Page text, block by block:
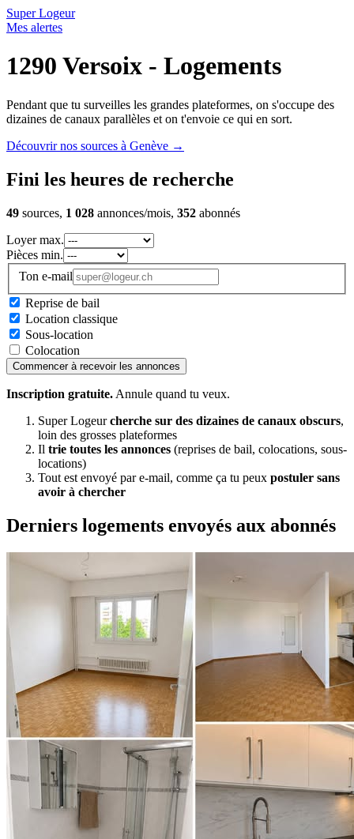
Super Logeur
Mes alertes
1290 Versoix - Logements
Pendant que tu surveilles les grandes plateformes, on s'occupe des
dizaines de canaux parallèles et on t'envoie ce qui en sort.
Découvrir nos sources à Genève →
Fini les heures de recherche
49 sources, 1 028 annonces/mois, 352 abonnés
Loyer max.
Pièces min.
Ton e-mail
Reprise de bail
Location classique
Sous-location
Colocation
Commencer à recevoir les annonces
Inscription gratuite. Annule quand tu veux.
Super Logeurcherche sur des dizaines de canaux obscurs,
loin des grosses plateformes
Il trie toutes les annonces (reprises de bail, colocations, sous-
locations)
Tout est envoyé par e-mail, comme ça tu peux postuler sans
avoir à chercher
Derniers logements envoyés aux abonnés